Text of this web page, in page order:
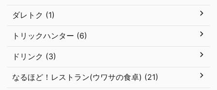
ダレトク (1)
トリックハンター (6)
ドリンク (3)
なるほど！レストラン(ウワサの食卓) (21)